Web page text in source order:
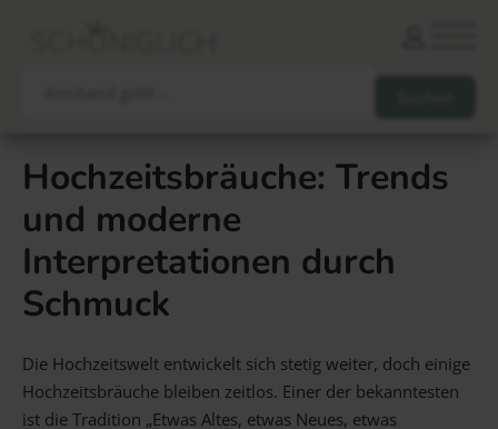
Armbänder
Partnerarmbänder
Ketten und Anhänger
Ohrringe und Piercings
Schlüsselanhänger
Damen Herren Paare Freunde
Kinder
Allergiker
Trauernde Unternehmen mehr…
Hochzeitsbräuche: Trends
und moderne
Interpretationen durch
Schmuck
Die Hochzeitswelt entwickelt sich stetig weiter, doch einige
Hochzeitsbräuche bleiben zeitlos. Einer der bekanntesten
ist die Tradition „Etwas Altes, etwas Neues, etwas